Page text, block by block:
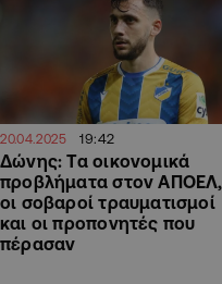
20.04.2025 19:42
Δώνης: Τα οικονομικά
προβλήματα στον ΑΠΟΕΛ,
οι σοβαροί τραυματισμοί
και οι προπονητές που
πέρασαν